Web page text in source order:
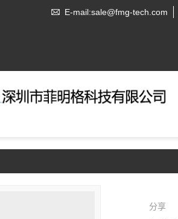
E-mail:sale@fmg-tech.com
分享